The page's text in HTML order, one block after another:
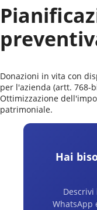
Donazioni in vita con
per l'azienda (artt. 768-
Ottimizzazione
patrimoniale.
Hai
WhatsApp